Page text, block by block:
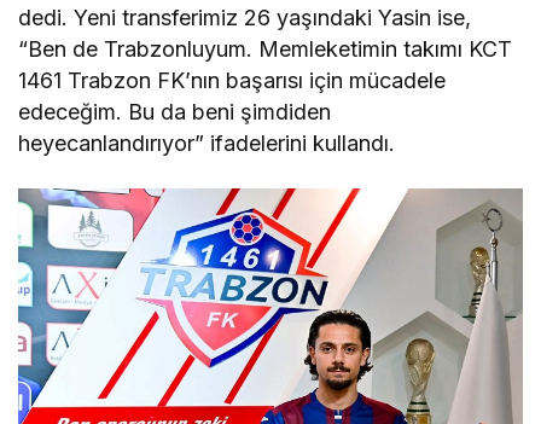
dedi. Yeni transferimiz 26 yaşındaki Yasin ise,
“Ben de Trabzonluyum. Memleketimin takımı KCT
1461 Trabzon FK’nın başarısı için mücadele
edeceğim. Bu da beni şimdiden
heyecanlandırıyor” ifadelerini kullandı.